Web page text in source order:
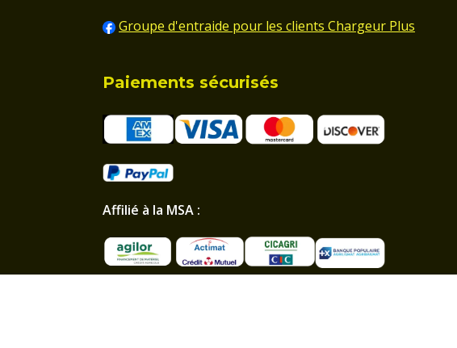
Affilié à la MSA :
Paiements sécurisés
Groupe d'entraide pour les clients Chargeur Plus